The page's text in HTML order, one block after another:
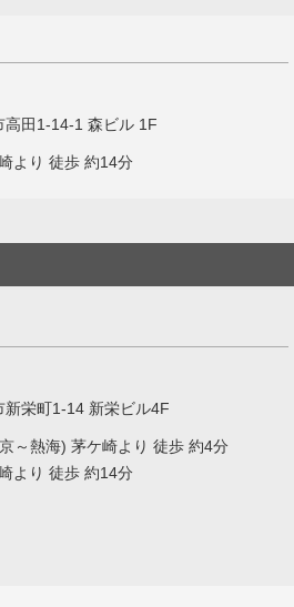
高田1-14-1 森ビル 1F
より 徒歩 約14分
新栄町1-14 新栄ビル4F
～熱海) 茅ケ崎より 徒歩 約4分
より 徒歩 約14分